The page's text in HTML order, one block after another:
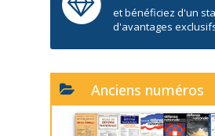
et bénéficiez d'un
d'avantages
Anciens numéros